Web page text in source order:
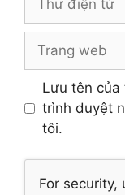
điện
tử
web
Lưu tên của
trình duyệt
tôi.
For security,